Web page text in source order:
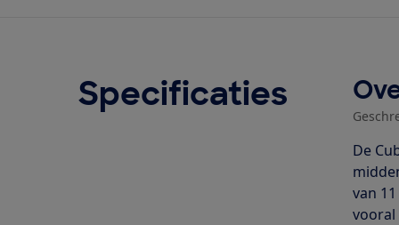
Specificaties
De
van